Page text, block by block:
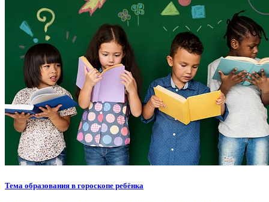
Тема образования в гороскопе ребёнка